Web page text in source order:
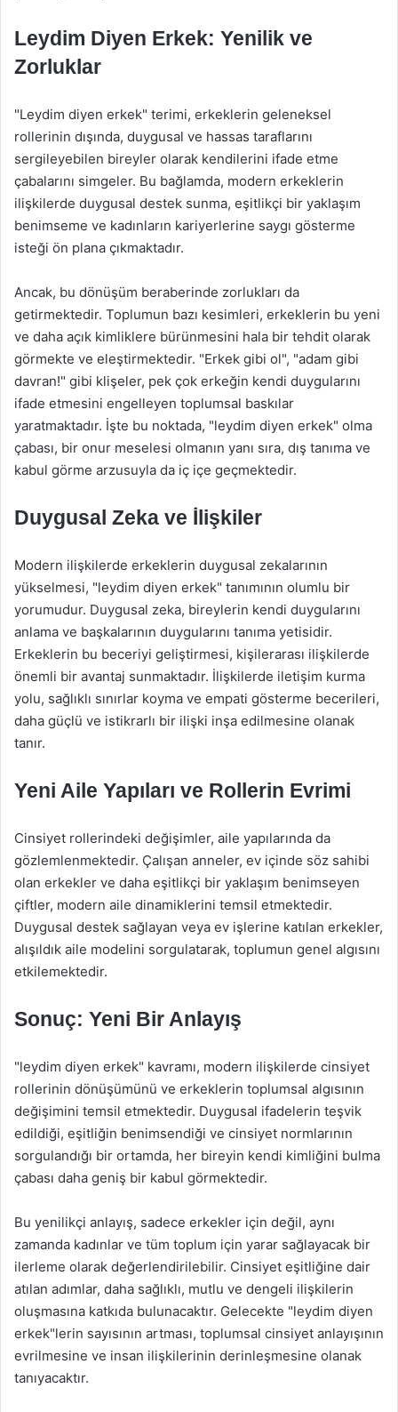
Leydim Diyen Erkek: Yenilik ve
Zorluklar
"Leydim diyen erkek" terimi, erkeklerin geleneksel
rollerinin dışında, duygusal ve hassas taraflarını
sergileyebilen bireyler olarak kendilerini ifade etme
çabalarını simgeler. Bu bağlamda, modern erkeklerin
ilişkilerde duygusal destek sunma, eşitlikçi bir yaklaşım
benimseme ve kadınların kariyerlerine saygı gösterme
isteği ön plana çıkmaktadır.
Ancak, bu dönüşüm beraberinde zorlukları da
getirmektedir. Toplumun bazı kesimleri, erkeklerin bu yeni
ve daha açık kimliklere bürünmesini hala bir tehdit olarak
görmekte ve eleştirmektedir. "Erkek gibi ol", "adam gibi
davran!" gibi klişeler, pek çok erkeğin kendi duygularını
ifade etmesini engelleyen toplumsal baskılar
yaratmaktadır. İşte bu noktada, "leydim diyen erkek" olma
çabası, bir onur meselesi olmanın yanı sıra, dış tanıma ve
kabul görme arzusuyla da iç içe geçmektedir.
Duygusal Zeka ve İlişkiler
Modern ilişkilerde erkeklerin duygusal zekalarının
yükselmesi, "leydim diyen erkek" tanımının olumlu bir
yorumudur. Duygusal zeka, bireylerin kendi duygularını
anlama ve başkalarının duygularını tanıma yetisidir.
Erkeklerin bu beceriyi geliştirmesi, kişilerarası ilişkilerde
önemli bir avantaj sunmaktadır. İlişkilerde iletişim kurma
yolu, sağlıklı sınırlar koyma ve empati gösterme becerileri,
daha güçlü ve istikrarlı bir ilişki inşa edilmesine olanak
tanır.
Yeni Aile Yapıları ve Rollerin Evrimi
Cinsiyet rollerindeki değişimler, aile yapılarında da
gözlemlenmektedir. Çalışan anneler, ev içinde söz sahibi
olan erkekler ve daha eşitlikçi bir yaklaşım benimseyen
çiftler, modern aile dinamiklerini temsil etmektedir.
Duygusal destek sağlayan veya ev işlerine katılan erkekler,
alışıldık aile modelini sorgulatarak, toplumun genel algısını
etkilemektedir.
Sonuç: Yeni Bir Anlayış
"leydim diyen erkek" kavramı, modern ilişkilerde cinsiyet
rollerinin dönüşümünü ve erkeklerin toplumsal algısının
değişimini temsil etmektedir. Duygusal ifadelerin teşvik
edildiği, eşitliğin benimsendiği ve cinsiyet normlarının
sorgulandığı bir ortamda, her bireyin kendi kimliğini bulma
çabası daha geniş bir kabul görmektedir.
Bu yenilikçi anlayış, sadece erkekler için değil, aynı
zamanda kadınlar ve tüm toplum için yarar sağlayacak bir
ilerleme olarak değerlendirilebilir. Cinsiyet eşitliğine dair
atılan adımlar, daha sağlıklı, mutlu ve dengeli ilişkilerin
oluşmasına katkıda bulunacaktır. Gelecekte "leydim diyen
erkek"lerin sayısının artması, toplumsal cinsiyet anlayışının
evrilmesine ve insan ilişkilerinin derinleşmesine olanak
tanıyacaktır.